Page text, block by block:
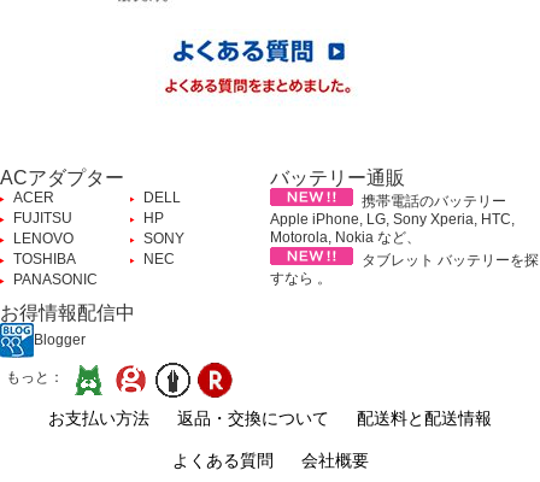
ACアダプター
ACER
DELL
FUJITSU
HP
LENOVO
SONY
TOSHIBA
NEC
PANASONIC
バッテリー通販
携帯電話のバッテリー
Apple iPhone, LG, Sony Xperia, HTC,
Motorola, Nokia など、
タブレット バッテリーを探
すなら 。
お得情報配信中
Blogger
もっと：
お支払い方法 返品・交換について 配送料と配送情報
よくある質問 会社概要